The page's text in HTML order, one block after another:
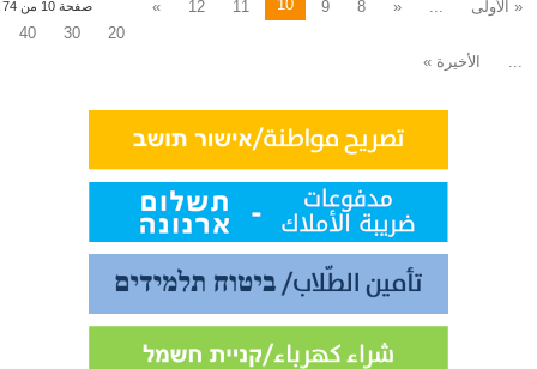
صفحة 10 من 74 « الأولى ...
«
8
9
10
11
12
»
20
30
40
...
الأخيرة »